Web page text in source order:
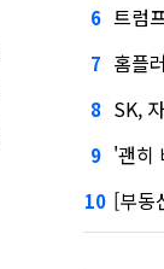
6 트럼프,
7 홈플
8 SK,
9 '괜히
10 [부동